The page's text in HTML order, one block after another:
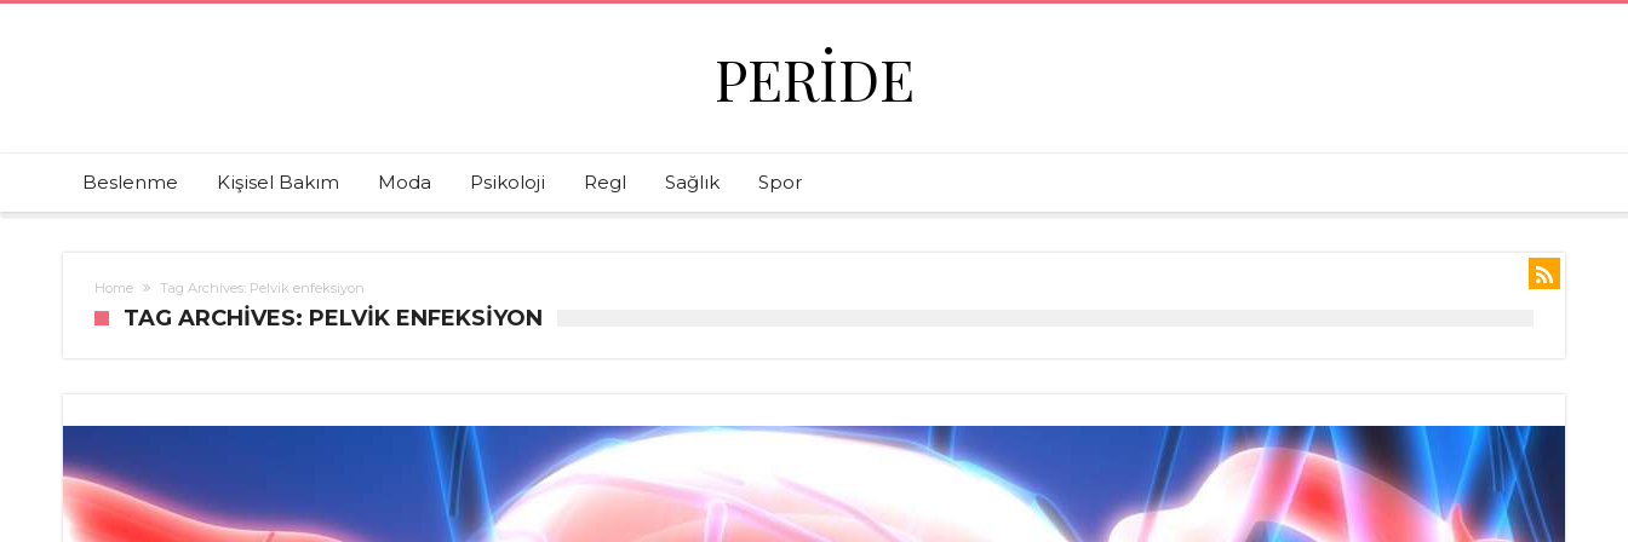
PERIDE
Beslenme Kişisel Bakım Moda Psikoloji Regl Sağlık Spor
Home Tag Archives: Pelvik enfeksiyon
TAG ARCHIVES: PELVIK ENFEKSIYON